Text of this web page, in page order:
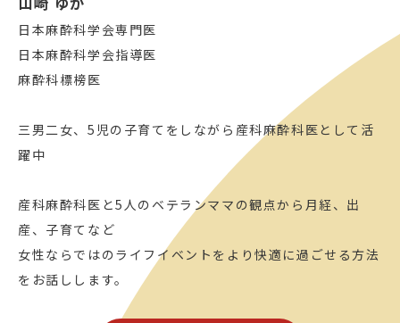
日本麻酔科学会専門医
日本麻酔科学会指導医
麻酔科標榜医
三男二女、5児の子育てをしながら産科麻酔科医として活
躍中
産科麻酔科医と5人のベテランママの観点から月経、出
産、子育てなど
女性ならではのライフイベントをより快適に過ごせる方法
をお話しします。